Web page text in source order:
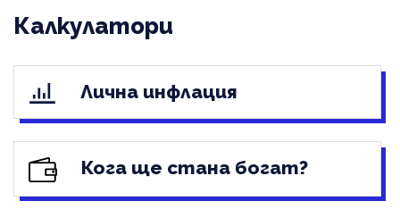
Калкулатори
Лична инфлация
Кога ще стана богат?